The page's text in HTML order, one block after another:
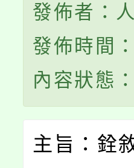
發佈者：
發佈時間
內容狀態
主旨：銓